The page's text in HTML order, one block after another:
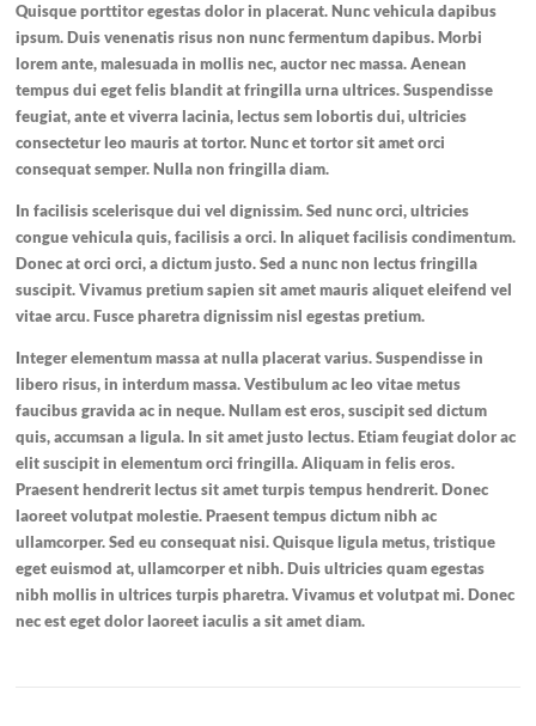
Quisque porttitor egestas dolor in placerat. Nunc vehicula dapibus
ipsum. Duis venenatis risus non nunc fermentum dapibus. Morbi
lorem ante, malesuada in mollis nec, auctor nec massa. Aenean
tempus dui eget felis blandit at fringilla urna ultrices. Suspendisse
feugiat, ante et viverra lacinia, lectus sem lobortis dui, ultricies
consectetur leo mauris at tortor. Nunc et tortor sit amet orci
consequat semper. Nulla non fringilla diam.
In facilisis scelerisque dui vel dignissim. Sed nunc orci, ultricies
congue vehicula quis, facilisis a orci. In aliquet facilisis condimentum.
Donec at orci orci, a dictum justo. Sed a nunc non lectus fringilla
suscipit. Vivamus pretium sapien sit amet mauris aliquet eleifend vel
vitae arcu. Fusce pharetra dignissim nisl egestas pretium.
Integer elementum massa at nulla placerat varius. Suspendisse in
libero risus, in interdum massa. Vestibulum ac leo vitae metus
faucibus gravida ac in neque. Nullam est eros, suscipit sed dictum
quis, accumsan a ligula. In sit amet justo lectus. Etiam feugiat dolor ac
elit suscipit in elementum orci fringilla. Aliquam in felis eros.
Praesent hendrerit lectus sit amet turpis tempus hendrerit. Donec
laoreet volutpat molestie. Praesent tempus dictum nibh ac
ullamcorper. Sed eu consequat nisi. Quisque ligula metus, tristique
eget euismod at, ullamcorper et nibh. Duis ultricies quam egestas
nibh mollis in ultrices turpis pharetra. Vivamus et volutpat mi. Donec
nec est eget dolor laoreet iaculis a sit amet diam.